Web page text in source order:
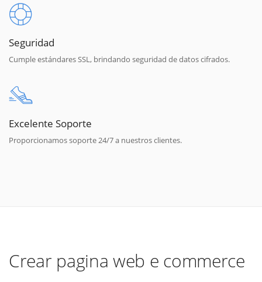
Seguridad
Cumple estándares SSL, brindando seguridad de datos cifrados.
Excelente Soporte
Proporcionamos soporte 24/7 a nuestros clientes.
Crear pagina web e commerce